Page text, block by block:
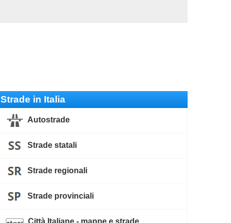
Strade in Italia
Autostrade
Strade statali
Strade regionali
Strade provinciali